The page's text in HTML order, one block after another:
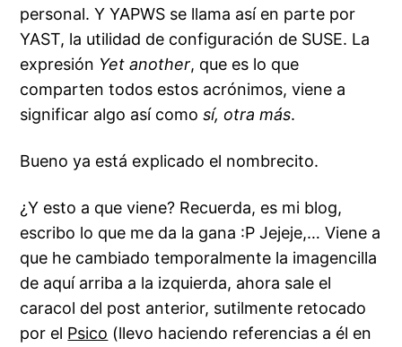
personal. Y YAPWS se llama así en parte por
YAST, la utilidad de configuración de SUSE. La
expresión Yet another, que es lo que
comparten todos estos acrónimos, viene a
significar algo así comosí, otra más.
Bueno ya está explicado el nombrecito.
¿Y esto a que viene? Recuerda, es mi blog,
escribo lo que me da la gana :P Jejeje,… Viene a
que he cambiado temporalmente la imagencilla
de aquí arriba a la izquierda, ahora sale el
caracol del post anterior, sutilmente retocado
por el Psico (llevo haciendo referencias a él en